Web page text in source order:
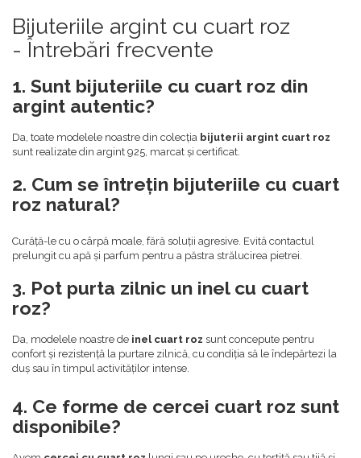
Bijuteriile argint cu cuart roz
- Întrebări frecvente
1. Sunt bijuteriile cu cuart roz din
argint autentic?
Da, toate modelele noastre din colecția bijuterii argint cuart roz
sunt realizate din argint 925, marcat și certificat.
2. Cum se întrețin bijuteriile cu cuart
roz natural?
Curăță-le cu o cârpă moale, fără soluții agresive. Evită contactul
prelungit cu apă și parfum pentru a păstra strălucirea pietrei.
3. Pot purta zilnic un inel cu cuart
roz?
Da, modelele noastre de inel cuart roz sunt concepute pentru
confort și rezistență la purtare zilnică, cu condiția să le îndepărtezi la
duș sau în timpul activităților intense.
4. Ce forme de cercei cuart roz sunt
disponibile?